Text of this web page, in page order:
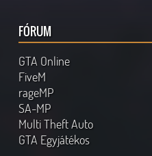
FÓRUM
GTA Online
FiveM
rageMP
SA-MP
Multi Theft Auto
GTA Egyjátékos